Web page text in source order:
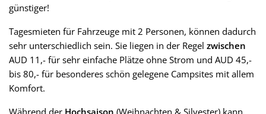
günstiger!
Tagesmieten für Fahrzeuge mit 2 Personen, können dadurch
sehr unterschiedlich sein. Sie liegen in der Regel zwischen
AUD 11,- für sehr einfache Plätze ohne Strom und AUD 45,-
bis 80,- für besonderes schön gelegene Campsites mit allem
Komfort.
Während der Hochsaison (Weihnachten & Silvester) kann